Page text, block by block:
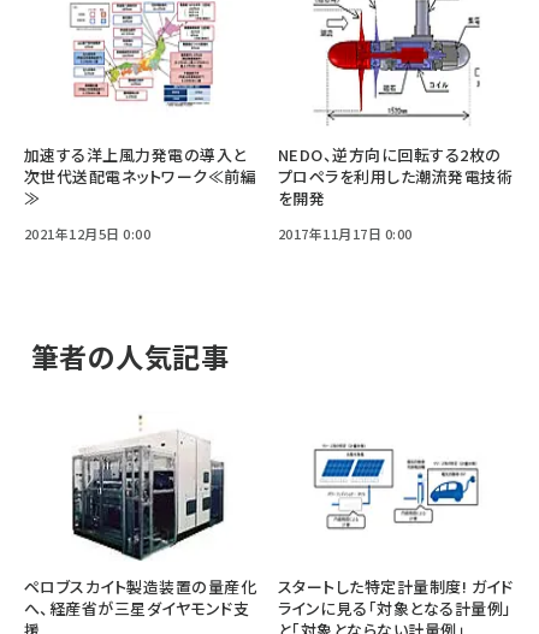
加速する洋上風力発電の導入と
次世代送配電ネットワーク≪前編
≫
2021年12月5日 0:00
NEDO、逆方向に回転する2枚の
プロペラを利用した潮流発電技術
を開発
2017年11月17日 0:00
筆者の人気記事
ペロブスカイト製造装置の量産化
へ、経産省が三星ダイヤモンド支
援
スタートした特定計量制度! ガイド
ラインに見る「対象となる計量例」
と「対象とならない計量例」